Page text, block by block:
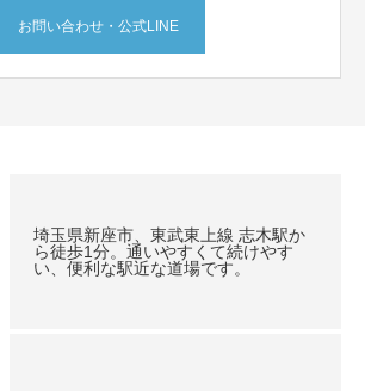
お問い合わせ・公式LINE
埼玉県新座市、東武東上線 志木駅か
ら徒歩1分。通いやすくて続けやす
い、便利な駅近な道場です。